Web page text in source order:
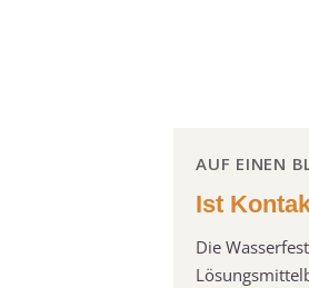
AUF EINEN
Ist
Die